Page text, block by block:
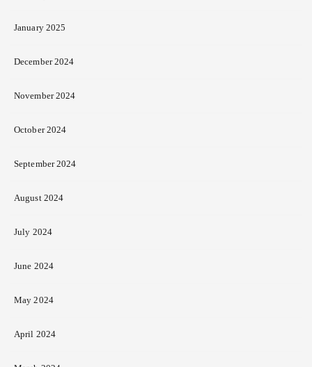
January 2025
December 2024
November 2024
October 2024
September 2024
August 2024
July 2024
June 2024
May 2024
April 2024